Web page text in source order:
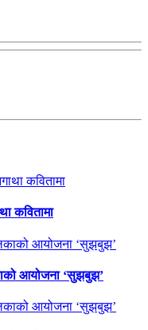
कवितामा
आयोजना ‘सुझबुझ’